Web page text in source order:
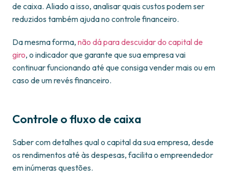
de caixa. Aliado a isso, analisar quais custos podem ser
reduzidos também ajuda no controle financeiro.
Da mesma forma, não dá para descuidar do capital de
giro, o indicador que garante que sua empresa vai
continuar funcionando até que consiga vender mais ou em
caso de um revés financeiro.
Controle o fluxo de caixa
Saber com detalhes qual o capital da sua empresa, desde
os rendimentos até às despesas, facilita o empreendedor
em inúmeras questões.